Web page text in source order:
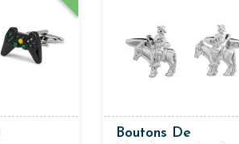
Boutons De